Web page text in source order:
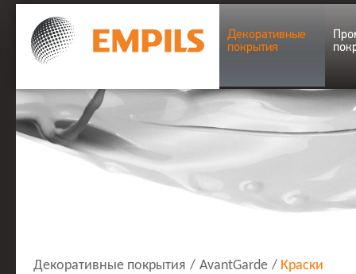
Декоративные
покрытия
Декоративные покрытия / AvantGarde / Краски